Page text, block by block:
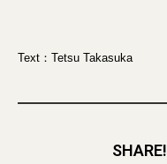
Text：Tetsu Takasuka
SHARE!